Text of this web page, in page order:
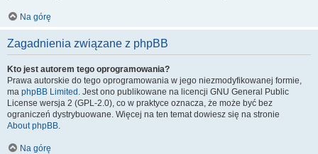
Na górę
Zagadnienia związane z phpBB
Kto jest autorem tego oprogramowania?
Prawa autorskie do tego oprogramowania w jego niezmodyfikowanej formie,
ma phpBB Limited . Jest ono publikowane na licencji GNU General Public
License wersja 2 (GPL-2.0), co w praktyce oznacza, że może być bez
ograniczeń dystrybuowane. Więcej na ten temat dowiesz się na stronie
About phpBB.
Na górę